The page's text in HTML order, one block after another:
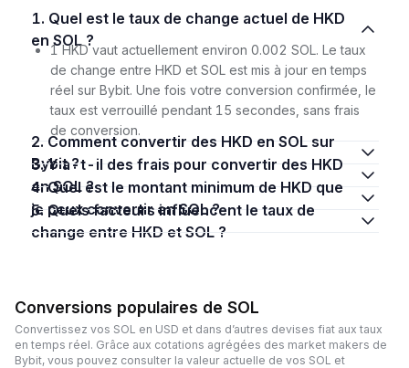
1. Quel est le taux de change actuel de HKD
en SOL ?
1 HKD vaut actuellement environ 0.002 SOL. Le taux
de change entre HKD et SOL est mis à jour en temps
réel sur Bybit. Une fois votre conversion confirmée, le
taux est verrouillé pendant 15 secondes, sans frais
de conversion.
2. Comment convertir des HKD en SOL sur
Bybit ?
3. Y a-t-il des frais pour convertir des HKD
en SOL ?
4. Quel est le montant minimum de HKD que
je peux convertir en SOL ?
5. Quels facteurs influencent le taux de
change entre HKD et SOL ?
Conversions populaires de SOL
Convertissez vos SOL en USD et dans d’autres devises fiat aux taux
en temps réel. Grâce aux cotations agrégées des market makers de
Bybit, vous pouvez consulter la valeur actuelle de vos SOL et